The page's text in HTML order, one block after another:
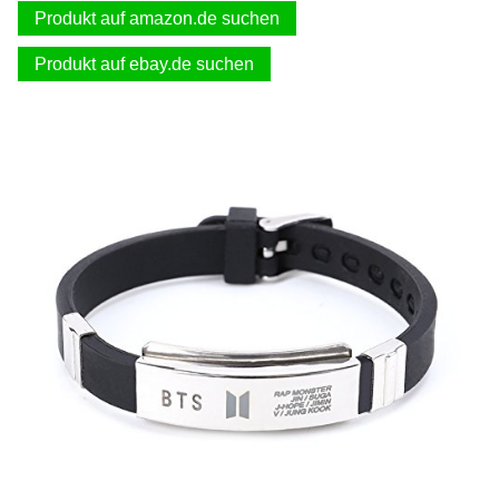
Impressum
Produkt auf amazon.de suchen
Produkt auf ebay.de suchen